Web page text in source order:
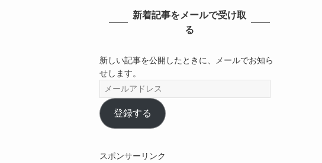
新着記事をメールで受け取
る
新しい記事を公開したときに、メールでお知ら
せします。
ー
ル
ア
登録する
スポンサーリンク